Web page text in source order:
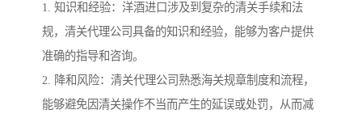
1. 知识和经验：洋酒进口涉及到复杂的清关手续和法
规，清关代理公司具备的知识和经验，能够为客户提供
准确的指导和咨询。
2. 降和风险：清关代理公司熟悉海关规章制度和流程，
能够避免因清关操作不当而产生的延误或处罚，从而减